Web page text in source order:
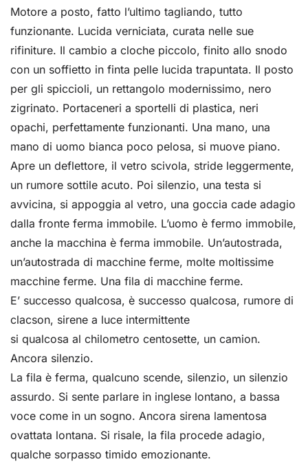
Motore a posto, fatto l’ultimo tagliando, tutto
funzionante. Lucida verniciata, curata nelle sue
rifiniture. Il cambio a cloche piccolo, finito allo snodo
con un soffietto in finta pelle lucida trapuntata. Il posto
per gli spiccioli, un rettangolo modernissimo, nero
zigrinato. Portaceneri a sportelli di plastica, neri
opachi, perfettamente funzionanti. Una mano, una
mano di uomo bianca poco pelosa, si muove piano.
Apre un deflettore, il vetro scivola, stride leggermente,
un rumore sottile acuto. Poi silenzio, una testa si
avvicina, si appoggia al vetro, una goccia cade adagio
dalla fronte ferma immobile. L’uomo è fermo immobile,
anche la macchina è ferma immobile. Un’autostrada,
un’autostrada di macchine ferme, molte moltissime
macchine ferme. Una fila di macchine ferme.
E’ successo qualcosa, è successo qualcosa, rumore di
clacson, sirene a luce intermittente
si qualcosa al chilometro centosette, un camion.
Ancora silenzio.
La fila è ferma, qualcuno scende, silenzio, un silenzio
assurdo. Si sente parlare in inglese lontano, a bassa
voce come in un sogno. Ancora sirena lamentosa
ovattata lontana. Si risale, la fila procede adagio,
qualche sorpasso timido emozionante.